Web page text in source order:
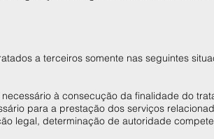
a terceiros somente nas seguintes
à consecução da finalidade do
para a prestação dos serviços
legal, determinação de autoridade